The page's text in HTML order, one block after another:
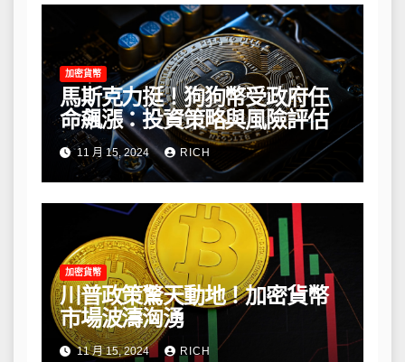
加密貨幣
馬斯克力挺！狗狗幣受政府任
命飆漲：投資策略與風險評估
11 月 15, 2024 RICH
加密貨幣
川普政策驚天動地！加密貨幣
市場波濤洶湧
11 月 15, 2024 RICH